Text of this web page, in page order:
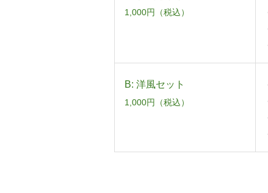
1,000円（税込）
B: 洋風セット
1,000円（税込）